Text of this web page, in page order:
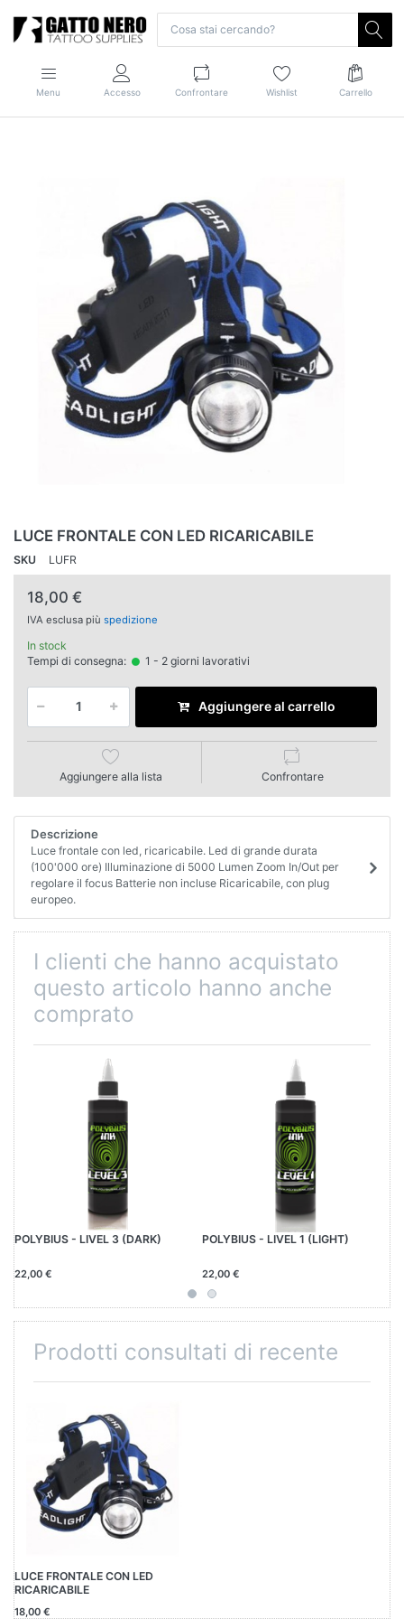
Menu Accesso Confrontare Wishlist Carrello
LUCE FRONTALE CON LED RICARICABILE
SKU LUFR
18,00 €
IVA esclusa più spedizione
In stock
Tempi di consegna:
1 - 2 giorni lavorativi
Aggiungere al carrello
Aggiungere alla lista Confrontare
Descrizione
Luce frontale con led, ricaricabile. Led di grande durata
(100'000 ore) Illuminazione di 5000 Lumen Zoom In/Out per
regolare il focus Batterie non incluse Ricaricabile, con plug
europeo.
I clienti che hanno acquistato
questo articolo hanno anche
comprato
POLYBIUS - LIVEL 3 (DARK)
22,00 €
POLYBIUS - LIVEL 1 (LIGHT)
22,00 €
Prodotti consultati di recente
LUCE FRONTALE CON LED
RICARICABILE
18,00 €